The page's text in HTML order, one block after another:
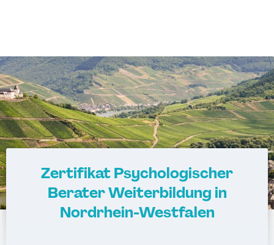
Zertifikat Psychologischer
Berater Weiterbildung in
Nordrhein-Westfalen